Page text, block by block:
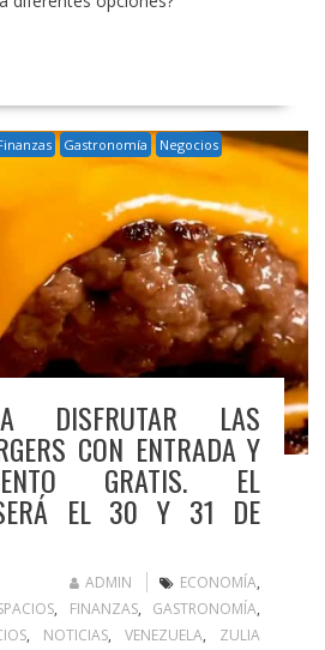
Gastronomía Negocios
DISFRUTAR LAS
CON ENTRADA Y
GRATIS. EL
EL 30 Y 31 DE
ADMIN ECONOMÍA,
, FINANZAS, GASTRONOMÍA,
, NOTICIAS,VENEZUELA, ZULIA